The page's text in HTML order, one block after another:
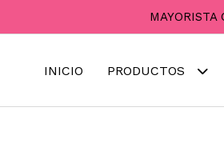
INICIO PRODUCTOS